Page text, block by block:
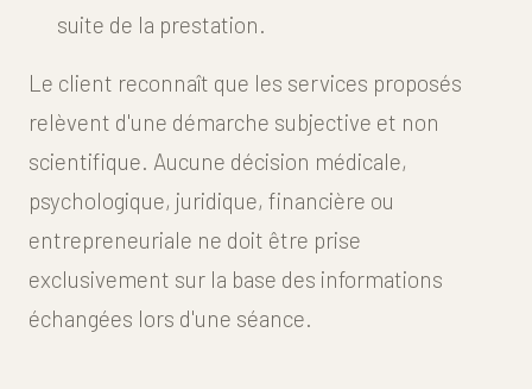
suite de la prestation.
Le client reconnaît que les services proposés
relèvent d'une démarche subjective et non
scientifique. Aucune décision médicale,
psychologique, juridique, financière ou
entrepreneuriale ne doit être prise
exclusivement sur la base des informations
échangées lors d'une séance.